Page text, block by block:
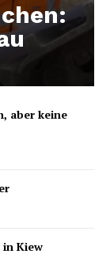
aber keine
in Kiew